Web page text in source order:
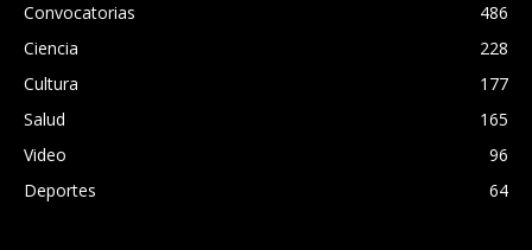
Convocatorias
486
Ciencia
228
Cultura
177
Salud
165
Video
96
Deportes
64